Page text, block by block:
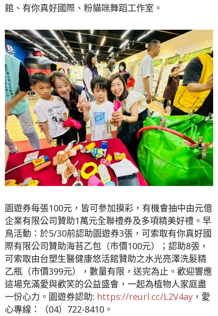
館、有你真好國際、粉貓咪舞蹈工作室。
園遊券每張100元，皆可參加摸彩，有機會抽中由元億
企業有限公司贊助1萬元全聯禮券及多項精美好禮。早
鳥活動：於5/30前認助園遊券3張，可索取有你真好國
際有限公司贊助海苔乙包（市價100元）；認助8張，
可索取由台塑生醫健康悠活館贊助之水光亮澤洗髮精
乙瓶（市價399元），數量有限，送完為止。歡迎響應
這場充滿愛與歡笑的公益盛會，一起為植物人家庭盡
一份心力。園遊券認助: https://reurl.cc/L2V4ay ，愛
心專線：（04）722-8410。